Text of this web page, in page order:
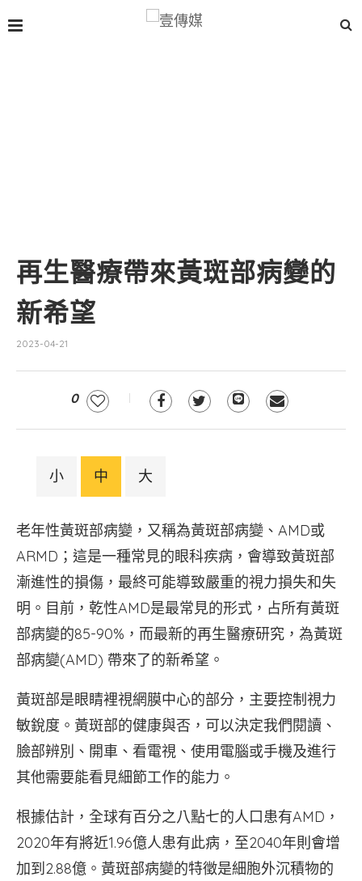
再生醫療帶來黃斑部病變的
新希望
2023-04-21
0
小 中 大
老年性黃斑部病變，又稱為黃斑部病變、AMD或
ARMD；這是一種常見的眼科疾病，會導致黃斑部
漸進性的損傷，最終可能導致嚴重的視力損失和失
明。目前，乾性AMD是最常見的形式，占所有黃斑
部病變的85-90%，而最新的再生醫療研究，為黃斑
部病變(AMD) 帶來了的新希望。
黃斑部是眼睛裡視網膜中心的部分，主要控制視力
敏銳度。黃斑部的健康與否，可以決定我們閱讀、
臉部辨別、開車、看電視、使用電腦或手機及進行
其他需要能看見細節工作的能力。
根據估計，全球有百分之八點七的人口患有AMD，
2020年有將近1.96億人患有此病，至2040年則會增
加到2.88億。黃斑部病變的特徵是細胞外沉積物的